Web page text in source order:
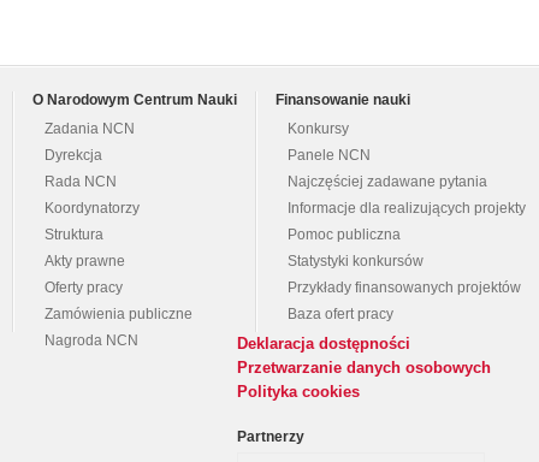
O Narodowym Centrum Nauki
Zadania NCN
Dyrekcja
Rada NCN
Koordynatorzy
Struktura
Akty prawne
Oferty pracy
Zamówienia publiczne
Nagroda NCN
Finansowanie nauki
Konkursy
Panele NCN
Najczęściej zadawane pytania
Informacje dla realizujących projekty
Pomoc publiczna
Statystyki konkursów
Przykłady finansowanych projektów
Baza ofert pracy
Deklaracja dostępności
Przetwarzanie danych osobowych
Polityka cookies
Partnerzy